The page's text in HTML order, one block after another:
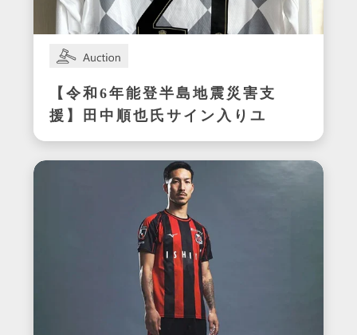
【令和6年能登半島地震災害支
援】田中順也氏サイン入りユ
ニフォーム